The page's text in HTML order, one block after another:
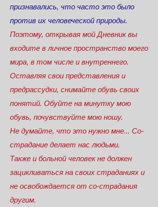
признавались, что часто это было
против их человеческой природы.
Поэтому, открывая мой Дневник вы
входите в личное пространство моего
мира, в том числе и внутреннего.
Оставляя свои представления и
предрассудки, снимайте обувь своих
понятий. Обуйте на минутку мою
обувь, почувствуйте мою ношу.
Не думайте, что это нужно мне... Со-
страдание делает нас людьми.
Также и больной человек не должен
зацикливаться на своих страданиях и
не освобождается от со-страдания
другим.